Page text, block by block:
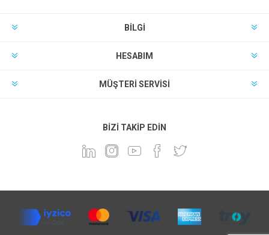
BILGI
HESABIM
MÜŞTERI SERVISI
BIZI TAKIP EDIN